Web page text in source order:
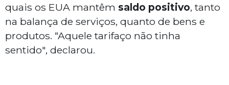
quais os EUA mantêm saldo positivo, tanto
na balança de serviços, quanto de bens e
produtos. “Aquele tarifaço não tinha
sentido", declarou.